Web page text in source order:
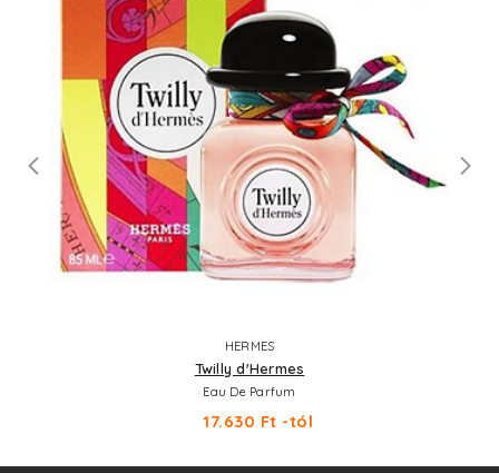
HERMES
Twilly d'Hermes
Eau De Parfum
17.630 Ft -tól